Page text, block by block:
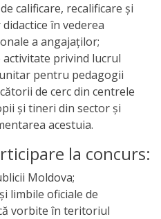
calificare, recalificare şi
în vederea
a angajaţilor;
activitate privind lucrul
pentru pedagogii
de cerc din centrele
şi tineri din sector şi
acestuia.
la concurs:
Moldova;
limbile oficiale de
vorbite în teritoriul